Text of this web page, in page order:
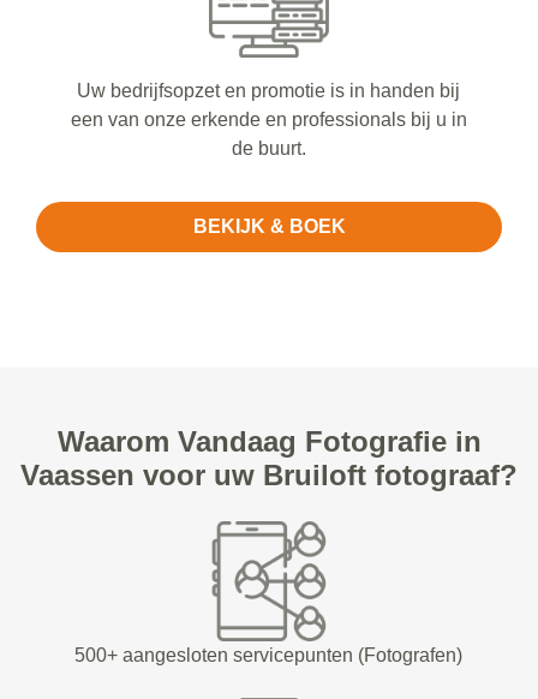
Uw bedrijfsopzet en promotie is in handen bij
een van onze erkende en professionals bij u in
de buurt.
BEKIJK & BOEK
Waarom Vandaag Fotografie in
Vaassen voor uw Bruiloft fotograaf?
500+ aangesloten servicepunten (Fotografen)